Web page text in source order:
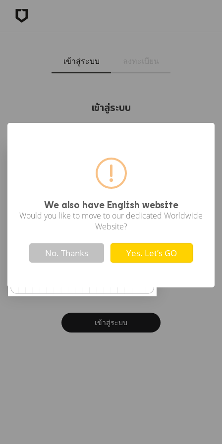
We also have English website
Would you like to move to our dedicated Worldwide
Website?
! Not valid!
No. Thanks Yes. Let’s GO
เข้าสู่ระบบ
เข้าสู่ระบบ
เข้าสู่ระบบด้วย Google
or
รหัสผ่าน